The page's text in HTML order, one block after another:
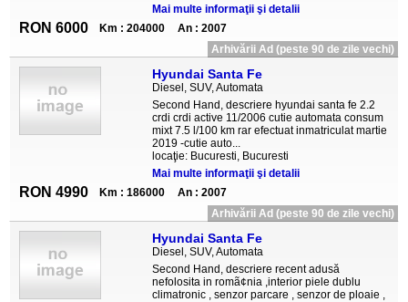
Mai multe informaţii şi detalii
RON 6000 Km : 204000
An : 2007
Arhivării Ad (peste 90 de zile vechi)
Hyundai Santa Fe
Diesel, SUV, Automata
Second Hand, descriere hyundai santa fe 2.2
crdi crdi active 11/2006 cutie automata consum
mixt 7.5 l/100 km rar efectuat inmatriculat martie
2019 -cutie auto...
locaţie: Bucuresti, Bucuresti
Mai multe informaţii şi detalii
RON 4990 Km : 186000
An : 2007
Arhivării Ad (peste 90 de zile vechi)
Hyundai Santa Fe
Diesel, SUV, Automata
Second Hand, descriere recent adusă
nefolosita in romã¢nia ,interior piele dublu
climatronic , senzor parcare , senzor de ploaie ,